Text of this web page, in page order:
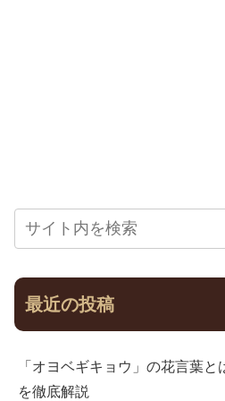
最近の投稿
「オヨベギキョウ」の花言葉
を徹底解説